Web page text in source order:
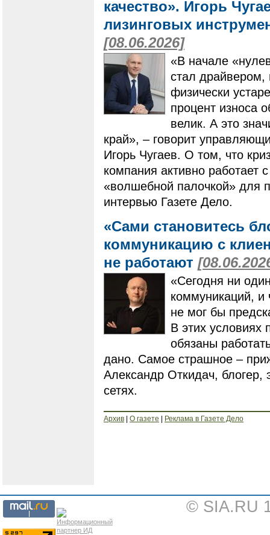
качество». Игорь
лизинговых
[08.06.2026]
«В начале
стал
физически
процент износа
велик. А это
край», – говорит
Игорь Чугаев. О том, что
компания активно работает
«волшебной палочкой» для
интервью Газете Дело.
«Сами становитесь
коммуникацию с
не работают
«Сегодня ни
коммуникаций, и
не мог бы
В этих условиях
обязаны
дано. Самое страшное –
Александр Откидач, блогер,
сетях.
Архив О газете Реклама в Газете Дело
© SIA.RU